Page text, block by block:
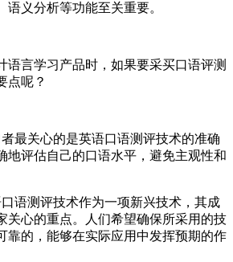
义分析等功能至关重要。
语言学习产品时，如果要采买口语评测
点呢？
最关心的是英语口语测评技术的准确
地评估自己的口语水平，避免主观性和
语测评技术作为一项新兴技术，其成
关心的重点。人们希望确保所采用的技
靠的，能够在实际应用中发挥预期的作